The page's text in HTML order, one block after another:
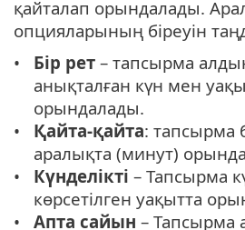
қайталап орындалады.
опцияларының біреуін
Бір рет – тапсырма
анықталған күн мен
орындалады.
Қайта-қайта: тапсырма
аралықта (минут)
Күнделікті – Тапсырма
көрсетілген уақытта
Апта сайын – Тапсырма